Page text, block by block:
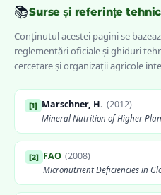
Grâu Orz Rapiță Legume
✅ROfert® Mn+ ✅
📚Surse și referințe
Conținutul acestei pagini se
reglementări oficiale și ghiduri
cercetare și organizații agricole
[1] Marschner, H. (2012)
Mineral Nutrition of Higher
[2] FAO (2008)
Micronutrient Deficiencies in